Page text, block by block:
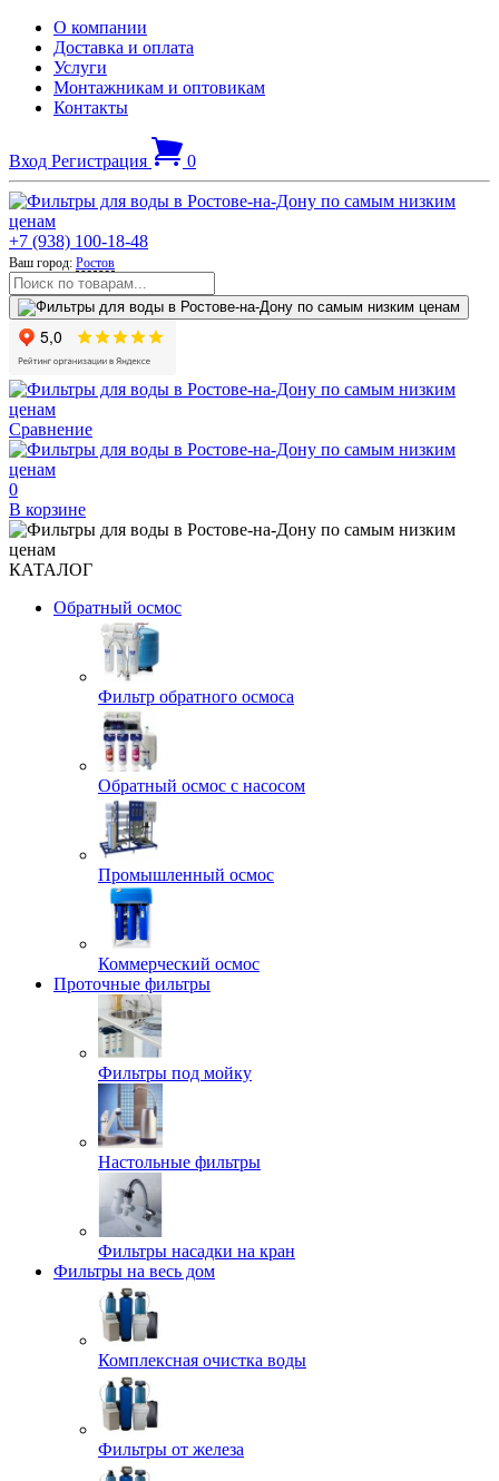
О компании
Доставка и оплата
Услуги
Монтажникам и оптовикам
Контакты
Вход Регистрация 0
+7 (938) 100-18-48
Ваш город: Ростов
Сравнение
0
В корзине
КАТАЛОГ
Обратный осмос
Фильтр обратного осмоса
Обратный осмос с насосом
Промышленный осмос
Коммерческий осмос
Проточные фильтры
Фильтры под мойку
Настольные фильтры
Фильтры насадки на кран
Фильтры на весь дом
Комплексная очистка воды
Фильтры от железа